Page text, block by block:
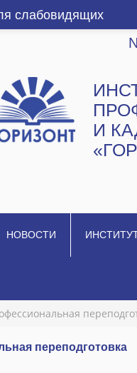
слабовидящих
И
НОВОСТИ
переподготовка